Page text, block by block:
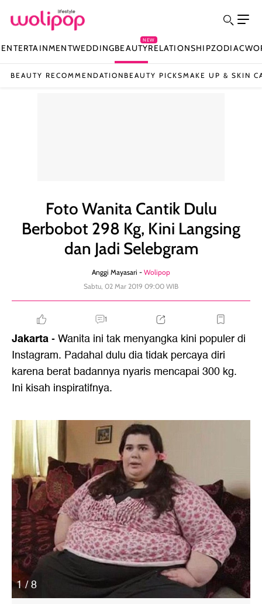
ENTERTAINMENTWEDDINGBEAUTY
NEW
RELATIONSHIPZODIAC
BEAUTY RECOMMENDATION BEAUTY PICKSMAKE UP & SKIN
Foto Wanita Cantik Dulu
Berbobot 298 Kg, Kini Langsing
dan Jadi Selebgram
Anggi Mayasari - Wolipop
Sabtu, 02 Mar 2019 09:00 WIB
1
Jakarta- Wanita ini tak menyangka kini populer di
Instagram. Padahal dulu dia tidak percaya diri
karena berat badannya nyaris mencapai 300 kg.
Ini kisah inspiratifnya.
1 / 8